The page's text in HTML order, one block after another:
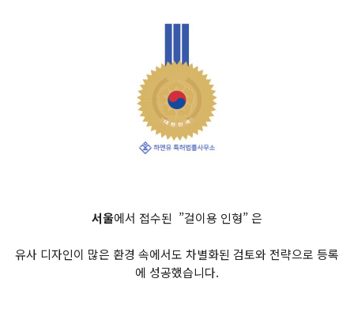
서울에서 접수된 ”걸이용 인형” 은
유사 디자인이 많은 환경 속에서도 차별화된 검토와 전략으로 등록
에 성공했습니다.